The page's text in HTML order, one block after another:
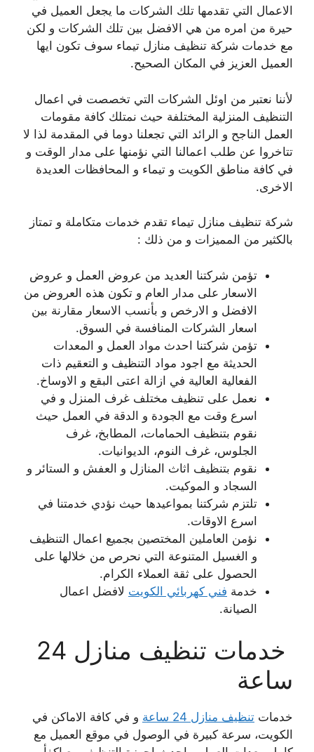
الاعمال التي تقدمها تلك الشركات ما يجعل العميل في
حيرة من امره من هي الافضل بين تلك الشركات و لكن
مع خدمات شركة تنظيف منازل تيماء سوف تكون ايها
العميل العزيز في المكان الصحيح.
لأننا نعتبر من اوئل الشركات التي تخصصت في اعمال
التنظيف المنزلية المختلفة حيث نمتلك كافة مقومات
العمل الناجح و الرائد التي تجعلنا دوما في المقدمة لذا لا
تتاخروا عن طلب اعمالنا التي نؤمنها على مدار الوقت و
في كافة مناطق الكويت و تيماء و المحافظات العديدة
الاخرى.
شركة تنظيف منازل تيماء تقدم خدمات متكاملة و تمتاز
بالكثير من المميزات و من ذلك :
تؤمن شركتنا العديد من عروض العمل و عروض
الاسعار على مدار العام و تكون هذه العروض من
الافضل و الارخص و بأنسب الاسعار مقارنة بين
اسعار الشركات المنافسة في السوق.
تؤمن شركتنا احدث مواد العمل و المعدات
الحديثة مع اجود مواد التنظيف و التعقيم ذات
الفعالية العالية في ازالة اعتى البقع و الاوساخ.
نعمل على تنظيف مختلف غرف المنزل و في
اسرع وقت مع الجودة و الدقة في العمل حيث
نقوم بتنظيف الحمامات، المطابخ، غرف
الجلوس، غرف النوم، الديوانيات.
نقوم بتنظيف اثاث المنازل و العفش و الستائر و
السجاد و الموكيت.
تلتزم شركتنا بمواعيدها حيث نؤدي خدمتنا في
اسرع الاوقات.
نؤمن العاملين المختصين بجميع اعمال التنظيف
و الغسيل المتنوعة التي نحرص من خلالها على
الحصول على ثقة العملاء الكرام.
خدمة فني كهربائي الكويت لافضل اعمال
الصيانة.
خدمات تنظيف منازل 24
ساعة
خدمات تنظيف منازل 24 ساعة
و في كافة الاماكن في
الكويت، سرعة كبيرة في الوصول في موقع العميل مع